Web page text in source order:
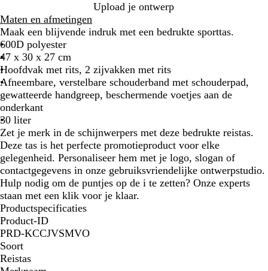
w
a
r
t
/
L
i
c
h
t
g
r
i
j
s
w
a
r
t
/
G
e
e
l
r
a
n
s
m
a
r
i
n
e
b
l
a
u
w
/
l
i
c
h
o
o
d
/
z
w
a
r
t
o
n
i
n
g
s
b
l
a
u
w
/
z
w
a
r
t
e
m
e
l
s
b
l
a
u
w
/
m
a
r
i
n
e
b
l
a
Upload je ontwerp
Maten en afmetingen
Maak een blijvende indruk met een bedrukte sporttas.
600D polyester
47 x 30 x 27 cm
Hoofdvak met rits, 2 zijvakken met rits
Afneembare, verstelbare schouderband met schouderpad,
gewatteerde handgreep, beschermende voetjes aan de
onderkant
30 liter
Zet je merk in de schijnwerpers met deze bedrukte reistas.
Deze tas is het perfecte promotieproduct voor elke
gelegenheid. Personaliseer hem met je logo, slogan of
contactgegevens in onze gebruiksvriendelijke ontwerpstudio.
Hulp nodig om de puntjes op de i te zetten? Onze experts
staan met een klik voor je klaar.
Productspecificaties
Product-ID
PRD-KCCJVSMVO
Soort
Reistas